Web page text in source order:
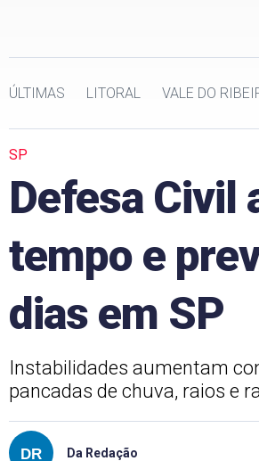
ÚLTIMAS LITORAL VALE DO
SP
Defesa Civil
tempo e
dias em SP
Instabilidades aumentam
pancadas de chuva, raios e
Da Redação